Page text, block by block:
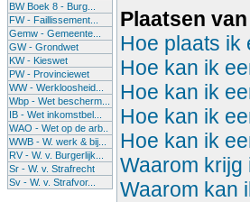
BW Boek 8 - Burg...
FW - Faillissement...
Gemw - Gemeente...
GW - Grondwet
KW - Kieswet
PW - Provinciewet
WW - Werkloosheid...
Wbp - Wet bescherm...
IB - Wet inkomstbel...
WAO - Wet op de arb..
WWB - W. werk & bij...
RV - W. v. Burgerlijk...
Sr - W. v. Strafrecht
Sv - W. v. Strafvor...
Plaatsen
Hoe plaats ik
Hoe kan ik
Hoe kan ik
Hoe kan ik
Hoe kan ik
Waarom krijg
Waarom kan